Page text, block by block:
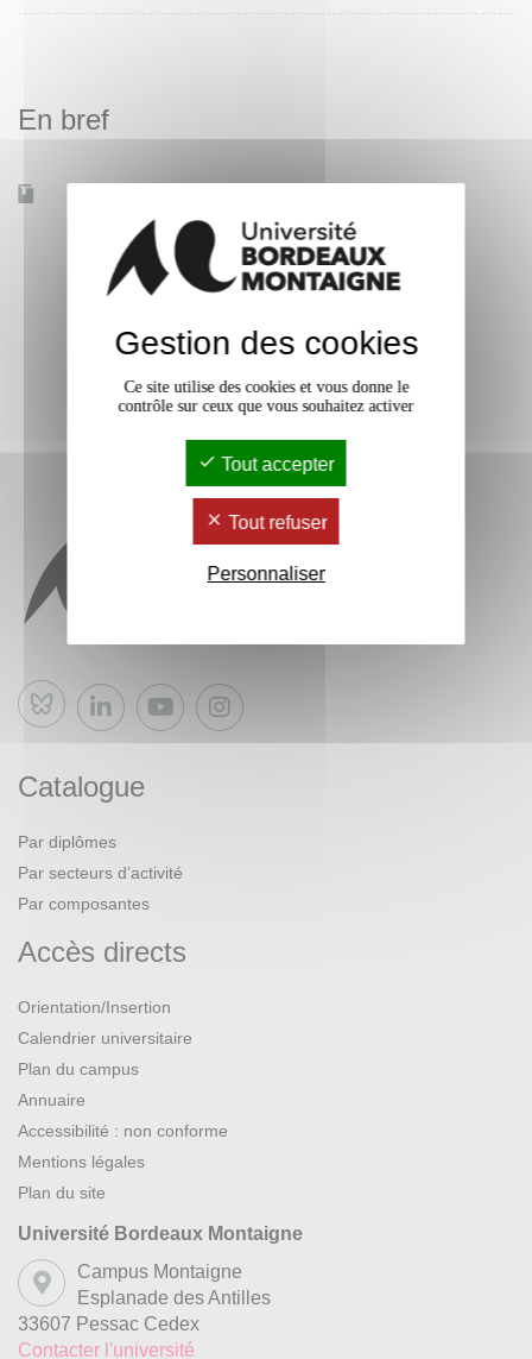
En bref
Bluesky
Catalogue
Par diplômes
Par secteurs d’activité
Par composantes
Accès directs
Orientation/Insertion
Calendrier universitaire
Plan du campus
Annuaire
Accessibilité : non conforme
Mentions légales
Plan du site
Université Bordeaux Montaigne
Campus Montaigne
Esplanade des Antilles
33607 Pessac Cedex
Contacter l'université
Gestion des cookies
Ce site utilise des cookies et vous donne le
contrôle sur ceux que vous souhaitez activer
Tout accepter
Tout refuser
Personnaliser